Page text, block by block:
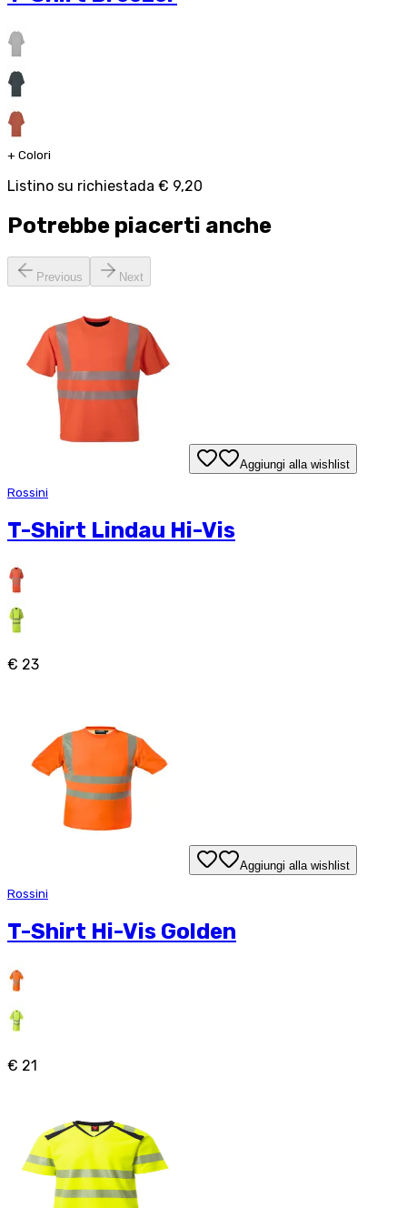
+ Colori
Listino su richiestada € 9,20
Potrebbe piacerti anche
Previous Next
Aggiungi alla wishlist
Rossini
T-Shirt Lindau Hi-Vis
€ 23
Aggiungi alla wishlist
Rossini
T-Shirt Hi-Vis Golden
€ 21